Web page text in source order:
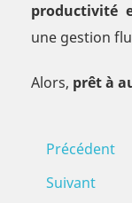
productivité
une gestion
Alors, prêt à
Précédent
Suivant